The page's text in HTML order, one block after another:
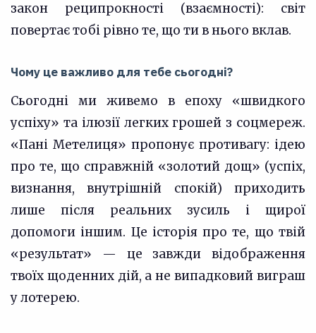
закон реципрокності (взаємності): світ
повертає тобі рівно те, що ти в нього вклав.
Чому це важливо для тебе сьогодні?
Сьогодні ми живемо в епоху «швидкого
успіху» та ілюзії легких грошей з соцмереж.
«Пані Метелиця» пропонує противагу: ідею
про те, що справжній «золотий дощ» (успіх,
визнання, внутрішній спокій) приходить
лише після реальних зусиль і щирої
допомоги іншим. Це історія про те, що твій
«результат» — це завжди відображення
твоїх щоденних дій, а не випадковий виграш
у лотерею.